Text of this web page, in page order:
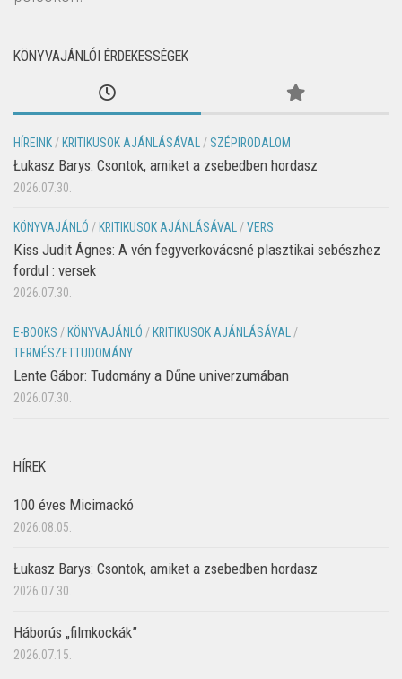
KÖNYVAJÁNLÓI ÉRDEKESSÉGEK
HÍREINK /KRITIKUSOK AJÁNLÁSÁVAL / SZÉPIRODALOM
Łukasz Barys: Csontok, amiket a zsebedben hordasz
2026.07.30.
KÖNYVAJÁNLÓ /KRITIKUSOK AJÁNLÁSÁVAL /VERS
Kiss Judit Ágnes: A vén fegyverkovácsné plasztikai sebészhez
fordul : versek
2026.07.30.
E-BOOKS /KÖNYVAJÁNLÓ /KRITIKUSOK AJÁNLÁSÁVAL /
TERMÉSZETTUDOMÁNY
Lente Gábor: Tudomány a Dűne univerzumában
2026.07.30.
HÍREK
100 éves Micimackó
2026.08.05.
Łukasz Barys: Csontok, amiket a zsebedben hordasz
2026.07.30.
Háborús „filmkockák”
2026.07.15.